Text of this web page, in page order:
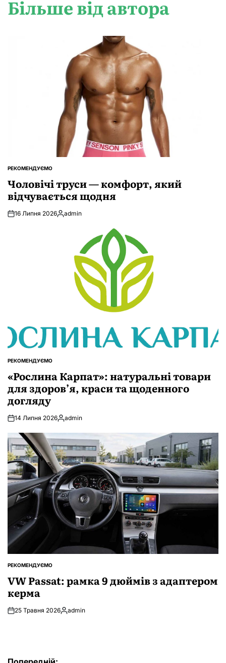
Більше від автора
ОПУБЛІКУВАТИ
РЕКОМЕНДУЄМО
Чоловічі труси — комфорт, який
відчувається щодня
16 Липня 2026Опубліковано
admin
ОПУБЛІКУВАТИ
РЕКОМЕНДУЄМО
«Рослина Карпат»: натуральні товари
для здоров’я, краси та щоденного
догляду
14 Липня 2026Опубліковано
admin
ОПУБЛІКУВАТИ
РЕКОМЕНДУЄМО
VW Passat: рамка 9 дюймів з адаптером
керма
25 Травня 2026Опубліковано
admin